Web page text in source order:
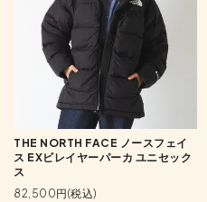
THE NORTH FACE ノースフェイ
ス EXビレイヤーパーカ ユニセック
ス
82,500円(税込)